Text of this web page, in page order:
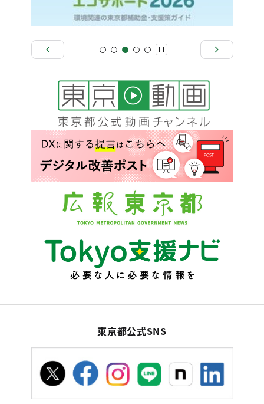
東京都公式SNS